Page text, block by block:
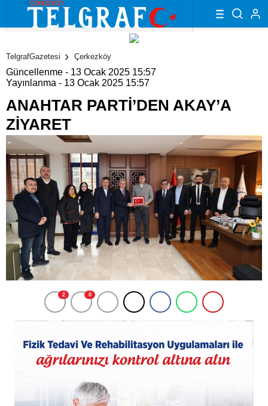
TelgrafGazetesi Çerkezköy
Güncellenme - 13 Ocak 2025 15:57
Yayınlanma - 13 Ocak 2025 15:57
ANAHTAR PARTİ’DEN AKAY’A
ZİYARET
2 0